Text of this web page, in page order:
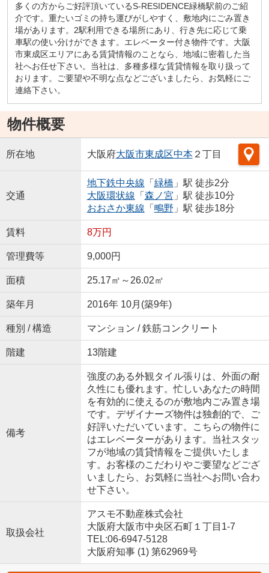
多くの方からご好評頂いているS-RESIDENCE緑橋駅前のご紹
介です。重たいゴミの持ち運びがしやすく、敷地内にごみ置き
場があります。2駅利用できる場所にあり、行き先に応じて乗
車駅の使い分けができます。エレベーター付き物件です。大阪
市東成区エリアにある賃貸情報のことなら、地域に密着した当
社へお任せ下さい。当社は、多種多様な賃貸情報を取り扱って
おります。ご要望や不明な点などございましたら、お気軽にご
連絡下さい。
物件概要
所在地 大阪府大阪市東成区中本２丁目
交通
地下鉄中央線 「 緑橋 」駅 徒歩2分
大阪環状線 「 森ノ宮 」駅 徒歩10分
おおさか東線 「 鴫野 」駅 徒歩18分
賃料 8万円
管理費等 9,000円
面積 25.17㎡～26.02㎡
築年月 2016年 10月(築9年)
種別 / 構造 マンション / 鉄筋コンクリート
階建 13階建
備考
強度のある外観タイル張りは、外面の耐
久性にも優れます。忙しいあなたの時間
を有効的に使えるのが敷地内ごみ置き場
です。デザイナーズ物件は独創的で、ご
好評いただいています。こちらの物件に
はエレベーターがあります。当社スタッ
フが地域の賃貸情報をご提供いたしま
す。お客様のこだわりやご要望などござ
いましたら、お気軽に当社へお問い合わ
せ下さい。
取扱会社
アスモ不動産株式会社
大阪府大阪市中央区石町１丁目1-7
TEL:06-6947-5128
大阪府知事 (1) 第62969号